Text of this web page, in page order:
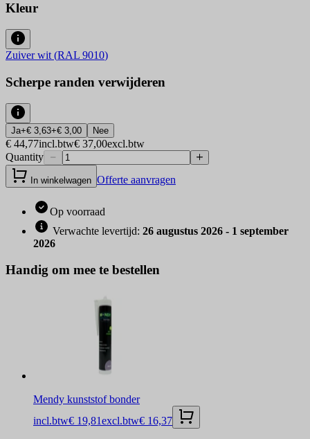
Kleur
Zuiver wit (RAL 9010)
Scherpe randen verwijderen
Ja+€ 3,63+€ 3,00 Nee
€ 44,77incl.btw€ 37,00excl.btw
Quantity
In winkelwagen Offerte aanvragen
Op voorraad
Verwachte levertijd: 26 augustus 2026 - 1 september
2026
Handig om mee te bestellen
Mendy kunststof bonder
incl.btw€ 19,81excl.btw€ 16,37